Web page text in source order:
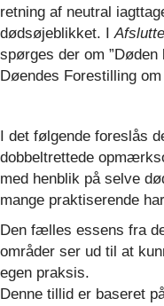
retning af neutral
dødsøjeblikket. I
spørges der om
Døendes Forestilling
I det følgende foreslås
dobbeltrettede
med henblik på selve
mange praktiserende
Den fælles essens fra
områder ser ud til at
egen praksis.
Denne tillid er baseret